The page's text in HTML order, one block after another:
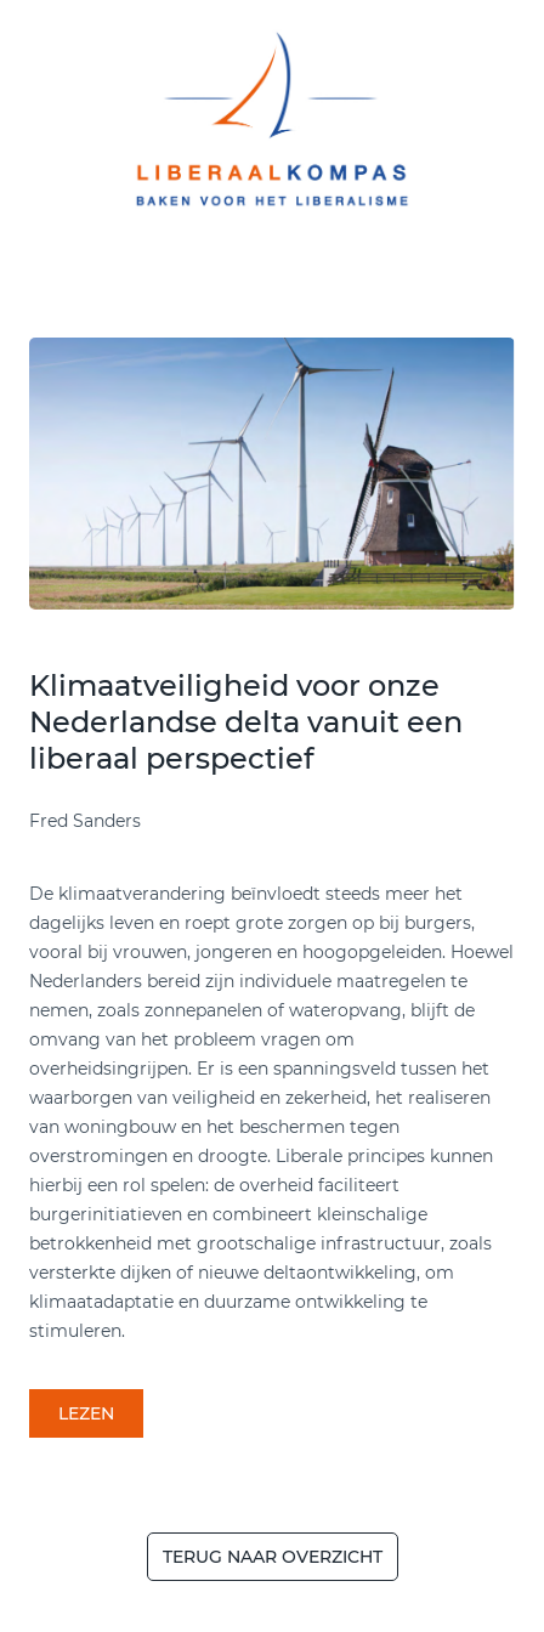
Klimaatveiligheid voor onze
Nederlandse delta vanuit een
liberaal perspectief
Fred Sanders
De klimaatverandering beïnvloedt steeds meer het
dagelijks leven en roept grote zorgen op bij burgers,
vooral bij vrouwen, jongeren en hoogopgeleiden. Hoewel
Nederlanders bereid zijn individuele maatregelen te
nemen, zoals zonnepanelen of wateropvang, blijft de
omvang van het probleem vragen om
overheidsingrijpen. Er is een spanningsveld tussen het
waarborgen van veiligheid en zekerheid, het realiseren
van woningbouw en het beschermen tegen
overstromingen en droogte. Liberale principes kunnen
hierbij een rol spelen: de overheid faciliteert
burgerinitiatieven en combineert kleinschalige
betrokkenheid met grootschalige infrastructuur, zoals
versterkte dijken of nieuwe deltaontwikkeling, om
klimaatadaptatie en duurzame ontwikkeling te
stimuleren.
LEZEN
TERUG NAAR OVERZICHT